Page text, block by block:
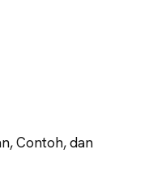
Contoh, dan